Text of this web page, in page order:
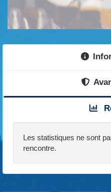
Les statistiques ne sont
rencontre.